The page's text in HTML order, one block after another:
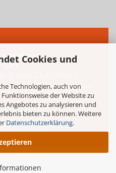
Cookies und
Technologien, auch von
der Website zu
Angebotes zu analysieren und
bieten zu können. Weitere
Datenschutzerklärung.
Ort
und Österreich
INFO